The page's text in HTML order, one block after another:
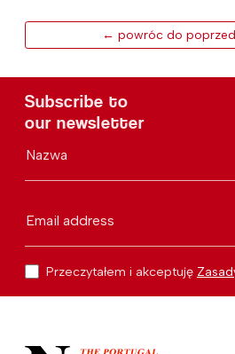
← powróc do
Subscribe to
our newsletter
Nazwa
Email address
Przeczytałem i akceptuję